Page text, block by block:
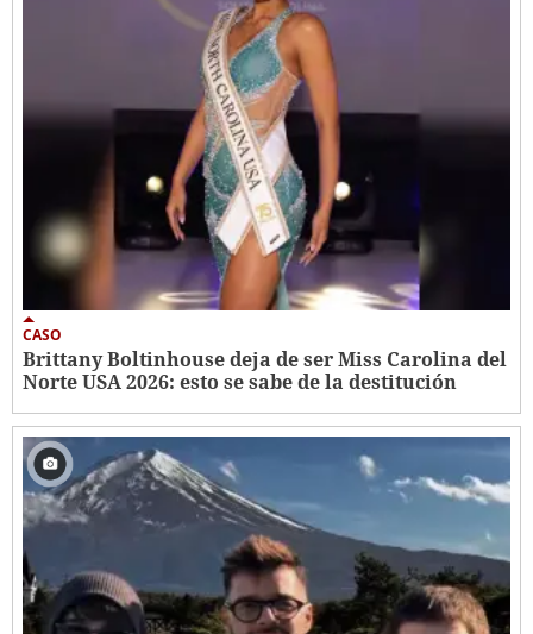
CASO
Brittany Boltinhouse deja de ser Miss Carolina del
Norte USA 2026: esto se sabe de la destitución